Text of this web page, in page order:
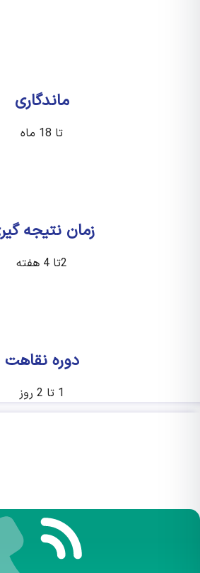
ماندگاری
زمان نتیجه گیری
دوره نقاهت